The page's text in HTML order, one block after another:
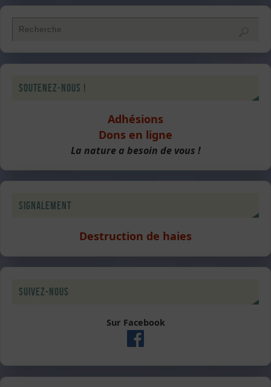
Soutenez-nous !
Adhésions
Dons en ligne
La nature a besoin de vous !
Signalement
Destruction de haies
Suivez-nous
Sur Facebook